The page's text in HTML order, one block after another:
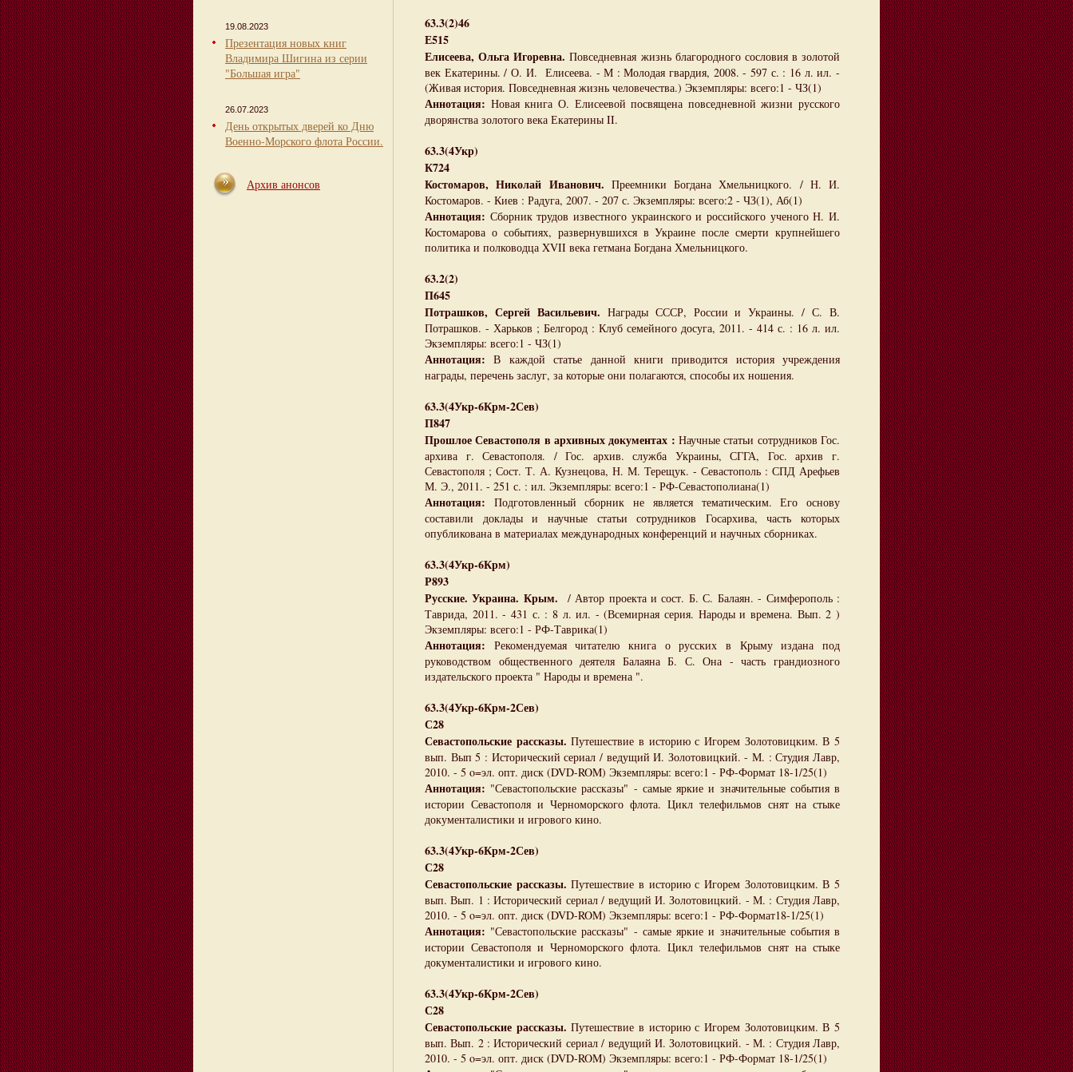
19.08.2023
Презентация новых книг
Владимира Шигина из серии
"Большая игра"
26.07.2023
День открытых дверей ко Дню
Военно-Морского флота России.
Архив анонсов
63.3(2)46
Е515
Елисеева, Ольга Игоревна.Повседневная жизнь благородного сословия в золотой
век Екатерины. / О. И. Елисеева. - М : Молодая гвардия, 2008. - 597 с. : 16 л. ил. -
(Живая история. Повседневная жизнь человечества.) Экземпляры: всего:1 - ЧЗ(1)
Аннотация: Новая книга О. Елисеевой посвящена повседневной жизни русского
дворянства золотого века Екатерины II.
63.3(4Укр)
К724
Костомаров, Николай Иванович. Преемники Богдана Хмельницкого. / Н. И.
Костомаров. - Киев : Радуга, 2007. - 207 с. Экземпляры: всего:2 - ЧЗ(1), Аб(1)
Аннотация: Сборник трудов известного украинского и российского ученого Н. И.
Костомарова о событиях, развернувшихся в Украине после смерти крупнейшего
политика и полководца XVII века гетмана Богдана Хмельницкого.
63.2(2)
П645
Потрашков, Сергей Васильевич. Награды СССР, России и Украины. / С. В.
Потрашков. - Харьков ; Белгород : Клуб семейного досуга, 2011. - 414 с. : 16 л. ил.
Экземпляры: всего:1 - ЧЗ(1)
Аннотация: В каждой статье данной книги приводится история учреждения
награды, перечень заслуг, за которые они полагаются, способы их ношения.
63.3(4Укр-6Крм-2Сев)
П847
Прошлое Севастополя в архивных документах : Научные статьи сотрудников Гос.
архива г. Севастополя. / Гос. архив. служба Украины, СГГА, Гос. архив г.
Севастополя ; Сост. Т. А. Кузнецова, Н. М. Терещук. - Севастополь : СПД Арефьев
М. Э., 2011. - 251 с. : ил. Экземпляры: всего:1 - РФ-Севастополиана(1)
Аннотация: Подготовленный сборник не является тематическим. Его основу
составили доклады и научные статьи сотрудников Госархива, часть которых
опубликована в материалах международных конференций и научных сборниках.
63.3(4Укр-6Крм)
Р893
Русские. Украина. Крым. / Автор проекта и сост. Б. С. Балаян. - Симферополь :
Таврида, 2011. - 431 с. : 8 л. ил. - (Всемирная серия. Народы и времена. Вып. 2 )
Экземпляры: всего:1 - РФ-Таврика(1)
Аннотация: Рекомендуемая читателю книга о русских в Крыму издана под
руководством общественного деятеля Балаяна Б. С. Она - часть грандиозного
издательского проекта " Народы и времена ".
63.3(4Укр-6Крм-2Сев)
С28
Севастопольские рассказы. Путешествие в историю с Игорем Золотовицким. В 5
вып. Вып 5 : Исторический сериал / ведущий И. Золотовицкий. - М. : Студия Лавр,
2010. - 5 o=эл. опт. диск (DVD-ROM) Экземпляры: всего:1 - РФ-Формат 18-1/25(1)
Аннотация: "Севастопольские рассказы" - самые яркие и значительные события в
истории Севастополя и Черноморского флота. Цикл телефильмов снят на стыке
документалистики и игрового кино.
63.3(4Укр-6Крм-2Сев)
С28
Севастопольские рассказы.Путешествие в историю с Игорем Золотовицким. В 5
вып. Вып. 1 : Исторический сериал / ведущий И. Золотовицкий. - М. : Студия Лавр,
2010. - 5 o=эл. опт. диск (DVD-ROM) Экземпляры: всего:1 - РФ-Формат18-1/25(1)
Аннотация: "Севастопольские рассказы" - самые яркие и значительные события в
истории Севастополя и Черноморского флота. Цикл телефильмов снят на стыке
документалистики и игрового кино.
63.3(4Укр-6Крм-2Сев)
С28
Севастопольские рассказы. Путешествие в историю с Игорем Золотовицким. В 5
вып. Вып. 2 : Исторический сериал / ведущий И. Золотовицкий. - М. : Студия Лавр,
2010. - 5 o=эл. опт. диск (DVD-ROM) Экземпляры: всего:1 - РФ-Формат 18-1/25(1)